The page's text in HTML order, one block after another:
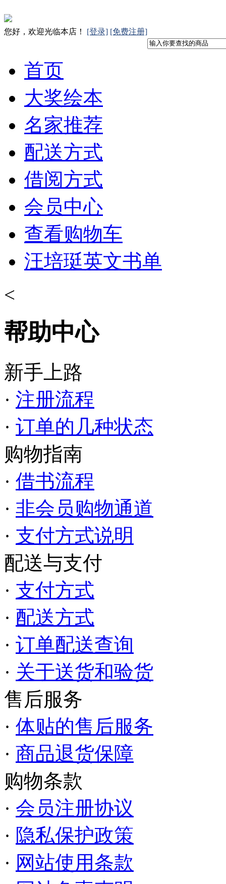
您好，欢迎光临本店！ [登录] [免费注册]
首页
大奖绘本
名家推荐
配送方式
借阅方式
会员中心
查看购物车
汪培珽英文书单
<
帮助中心
新手上路
· 注册流程
· 订单的几种状态
购物指南
· 借书流程
· 非会员购物通道
· 支付方式说明
配送与支付
· 支付方式
· 配送方式
· 订单配送查询
· 关于送货和验货
售后服务
· 体贴的售后服务
· 商品退货保障
购物条款
· 会员注册协议
· 隐私保护政策
· 网站使用条款